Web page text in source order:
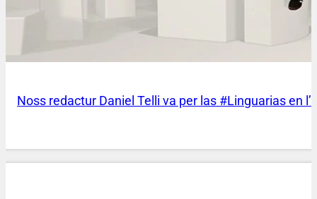
Noss redactur Daniel Telli va per las #Linguarias en